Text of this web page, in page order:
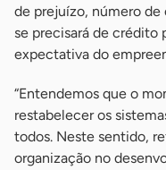
de prejuízo, número de
se precisará de crédito
expectativa do
“Entendemos que o
restabelecer os
todos. Neste sentido,
organização no